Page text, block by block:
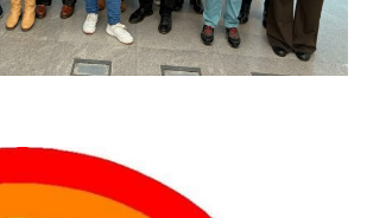
Éducation a mené un projet Erasmus
Européenne et centré sur l'éducation
: quelles différences entre la France…